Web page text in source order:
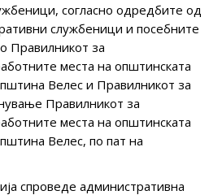
согласно одредбите од
службеници и посебните
Правилникот за
места на општинската
Велес и Правилникот за
Правилникот за
места на општинската
Велес, по пат на
спроведе административна